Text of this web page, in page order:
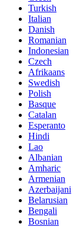
Turkish
Italian
Danish
Romanian
Indonesian
Czech
Afrikaans
Swedish
Polish
Basque
Catalan
Esperanto
Hindi
Lao
Albanian
Amharic
Armenian
Azerbaijani
Belarusian
Bengali
Bosnian